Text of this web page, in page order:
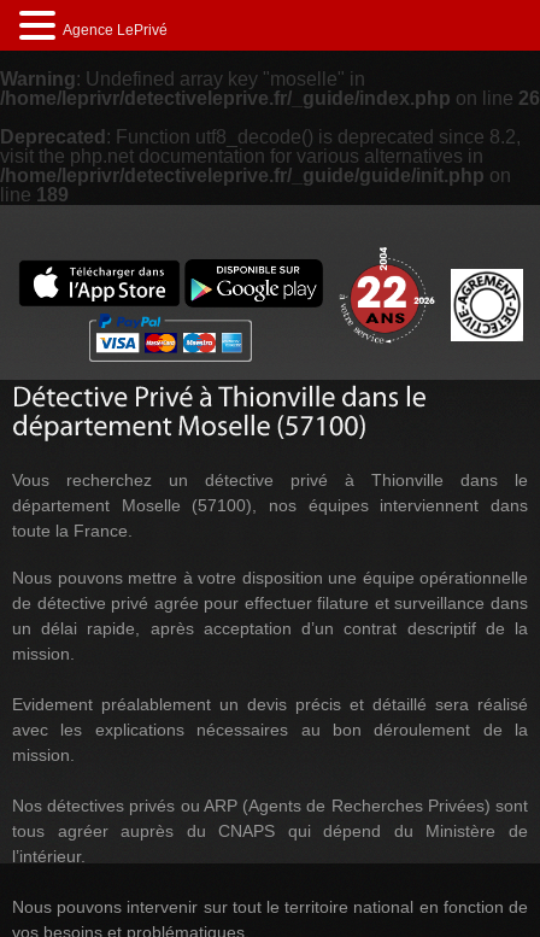
Warning: Undefined array key "moselle" in
/home/leprivr/detectiveleprive.fr/_guide/index.php on line 26
Deprecated : Function utf8_decode() is deprecated since 8.2,
visit the php.net documentation for various alternatives in
/home/leprivr/detectiveleprive.fr/_guide/guide/init.php on
line 189
Vous recherchez un détective privé à Thionville dans le
département Moselle (57100), nos équipes interviennent dans
toute la France.
Nous pouvons mettre à votre disposition une équipe opérationnelle
de détective privé agrée pour effectuer filature et surveillance dans
un délai rapide, après acceptation d’un contrat descriptif de la
mission.
Evidement préalablement un devis précis et détaillé sera réalisé
avec les explications nécessaires au bon déroulement de la
mission.
Nos détectives privés ou ARP (Agents de Recherches Privées) sont
tous agréer auprès du CNAPS qui dépend du Ministère de
l’intérieur.
Nous pouvons intervenir sur tout le territoire national en fonction de
vos besoins et problématiques.
Agence LePrivé